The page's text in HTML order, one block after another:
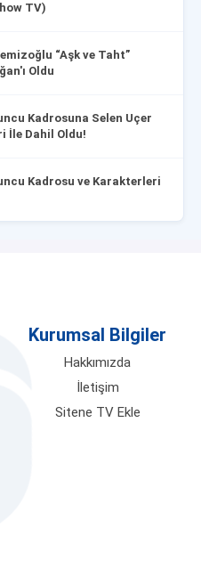
TV)
“Aşk ve Taht”
Oldu
Kadrosuna Selen Uçer
İle Dahil Oldu!
Kadrosu ve Karakterleri
Kurumsal Bilgiler
Hakkımızda
İletişim
Sitene TV Ekle